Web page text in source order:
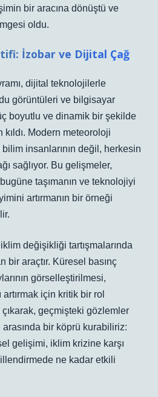
bir aracına dönüştü ve
oldu.
İzobar ve Dijital Çağ
dijital teknolojilerle
görüntüleri ve bilgisayar
boyutlu ve dinamik bir şekilde
Modern meteoroloji
insanlarının değil, herkesin
sağlıyor. Bu gelişmeler,
taşımanın ve teknolojiyi
artırmanın bir örneği
değişikliği tartışmalarında
bir araçtır. Küresel basınç
görselleştirilmesi,
artırmak için kritik bir rol
geçmişteki gözlemler
bir köprü kurabiliriz:
gelişimi, iklim krizine karşı
ne kadar etkili